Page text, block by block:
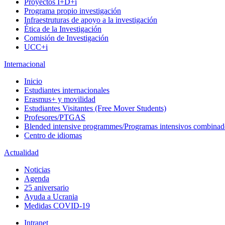
Proyectos I+D+i
Programa propio investigación
Infraestruturas de apoyo a la investigación
Ética de la Investigación
Comisión de Investigación
UCC+i
Internacional
Inicio
Estudiantes internacionales
Erasmus+ y movilidad
Estudiantes Visitantes (Free Mover Students)
Profesores/PTGAS
Blended intensive programmes/Programas intensivos
Centro de idiomas
Actualidad
Noticias
Agenda
25 aniversario
Ayuda a Ucrania
Medidas COVID-19
Intranet